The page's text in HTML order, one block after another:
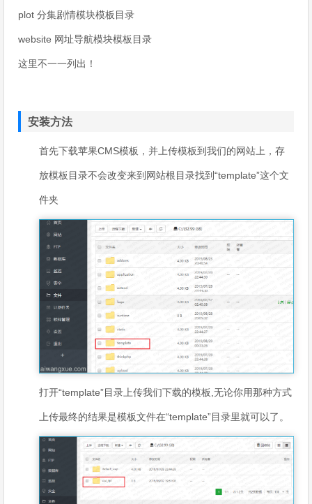
plot 分集剧情模块模板目录
website 网址导航模块模板目录
这里不一一列出！
安装方法
首先下载苹果CMS模板，并上传模板到我们的网站上，存
放模板目录不会改变来到网站根目录找到“template”这个文
件夹
打开“template”目录上传我们下载的模板,无论你用那种方式
上传最终的结果是模板文件在“template”目录里就可以了。